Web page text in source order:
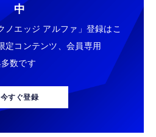
中
ノエッジ アルファ」登録はこ
定コンテンツ、会員専用
数です
今すぐ登録